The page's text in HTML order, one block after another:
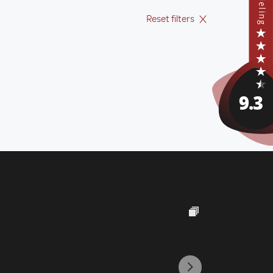
Reset filters